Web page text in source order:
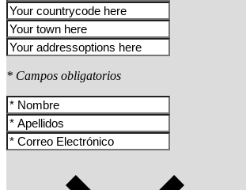
* Campos obligatorios